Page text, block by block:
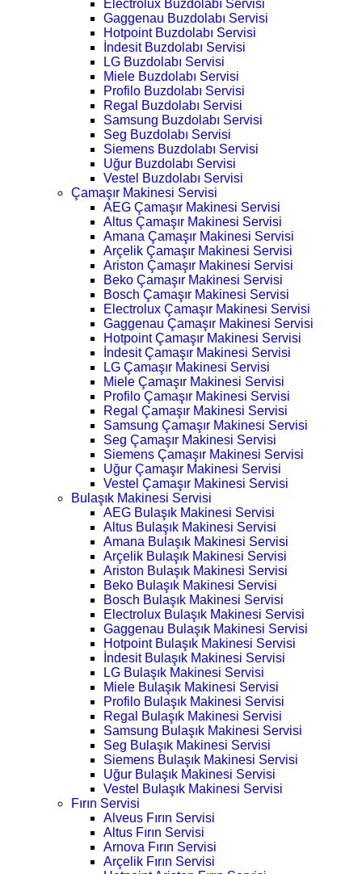
Electrolux Buzdolabı Servisi
Gaggenau Buzdolabı Servisi
Hotpoint Buzdolabı Servisi
İndesit Buzdolabı Servisi
LG Buzdolabı Servisi
Miele Buzdolabı Servisi
Profilo Buzdolabı Servisi
Regal Buzdolabı Servisi
Samsung Buzdolabı Servisi
Seg Buzdolabı Servisi
Siemens Buzdolabı Servisi
Uğur Buzdolabı Servisi
Vestel Buzdolabı Servisi
Çamaşır Makinesi Servisi
AEG Çamaşır Makinesi Servisi
Altus Çamaşır Makinesi Servisi
Amana Çamaşır Makinesi Servisi
Arçelik Çamaşır Makinesi Servisi
Ariston Çamaşır Makinesi Servisi
Beko Çamaşır Makinesi Servisi
Bosch Çamaşır Makinesi Servisi
Electrolux Çamaşır Makinesi Servisi
Gaggenau Çamaşır Makinesi Servisi
Hotpoint Çamaşır Makinesi Servisi
İndesit Çamaşır Makinesi Servisi
LG Çamaşır Makinesi Servisi
Miele Çamaşır Makinesi Servisi
Profilo Çamaşır Makinesi Servisi
Regal Çamaşır Makinesi Servisi
Samsung Çamaşır Makinesi Servisi
Seg Çamaşır Makinesi Servisi
Siemens Çamaşır Makinesi Servisi
Uğur Çamaşır Makinesi Servisi
Vestel Çamaşır Makinesi Servisi
Bulaşık Makinesi Servisi
AEG Bulaşık Makinesi Servisi
Altus Bulaşık Makinesi Servisi
Amana Bulaşık Makinesi Servisi
Arçelik Bulaşık Makinesi Servisi
Ariston Bulaşık Makinesi Servisi
Beko Bulaşık Makinesi Servisi
Bosch Bulaşık Makinesi Servisi
Electrolux Bulaşık Makinesi Servisi
Gaggenau Bulaşık Makinesi Servisi
Hotpoint Bulaşık Makinesi Servisi
İndesit Bulaşık Makinesi Servisi
LG Bulaşık Makinesi Servisi
Miele Bulaşık Makinesi Servisi
Profilo Bulaşık Makinesi Servisi
Regal Bulaşık Makinesi Servisi
Samsung Bulaşık Makinesi Servisi
Seg Bulaşık Makinesi Servisi
Siemens Bulaşık Makinesi Servisi
Uğur Bulaşık Makinesi Servisi
Vestel Bulaşık Makinesi Servisi
Fırın Servisi
Alveus Fırın Servisi
Altus Fırın Servisi
Arnova Fırın Servisi
Arçelik Fırın Servisi